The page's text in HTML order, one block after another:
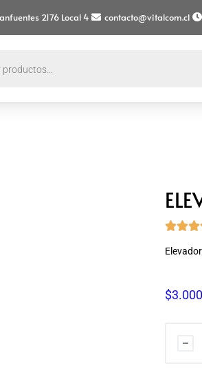
2176 Local 4 contacto@vitalcom.cl

$3.000